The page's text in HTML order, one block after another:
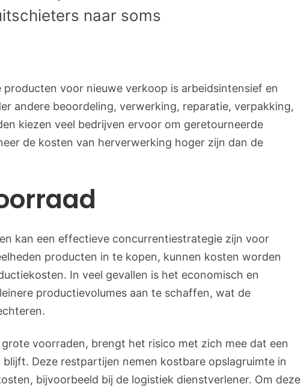
naar soms
voor nieuwe verkoop is arbeidsintensief en
andere beoordeling, verwerking, reparatie, verpakking,
kiezen veel bedrijven ervoor om geretourneerde
de kosten van herverwerking hoger zijn dan de
kan een effectieve concurrentiestrategie zijn voor
producten in te kopen, kunnen kosten worden
In veel gevallen is het economisch en
productievolumes aan te schaffen, wat de
voorraden, brengt het risico met zich mee dat een
Deze restpartijen nemen kostbare opslagruimte in
bijvoorbeeld bij de logistiek dienstverlener. Om deze